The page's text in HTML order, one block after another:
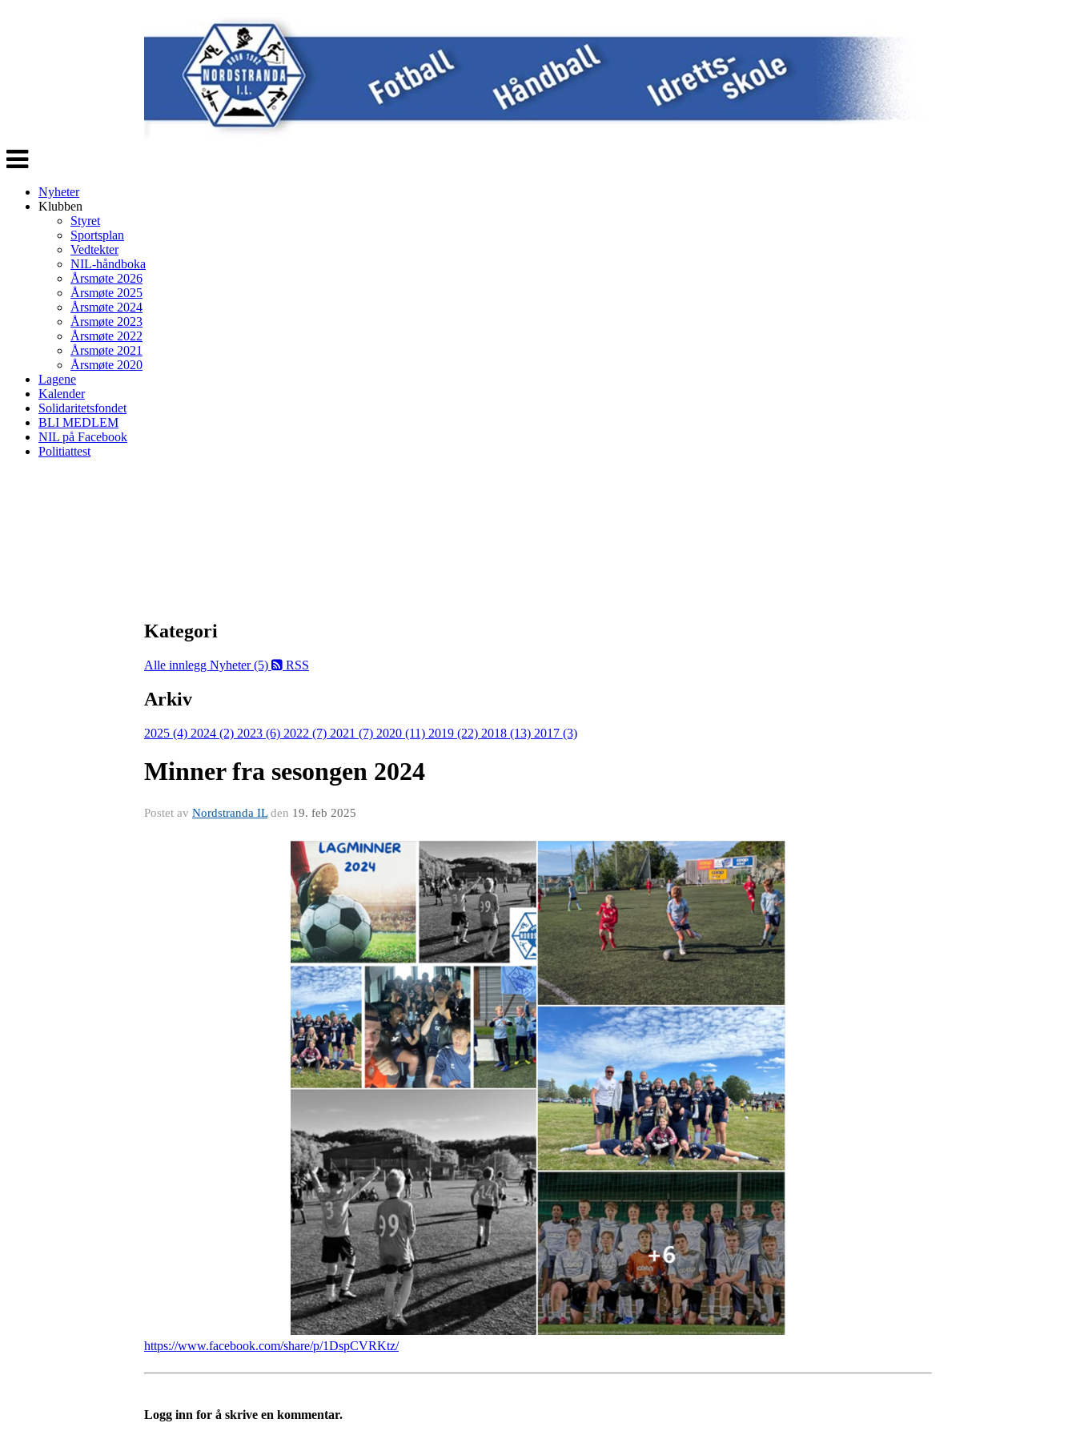
Veksle
navigasjon
Nyheter
Klubben
Styret
Sportsplan
Vedtekter
NIL-håndboka
Årsmøte 2026
Årsmøte 2025
Årsmøte 2024
Årsmøte 2023
Årsmøte 2022
Årsmøte 2021
Årsmøte 2020
Lagene
Kalender
Solidaritetsfondet
BLI MEDLEM
NIL på Facebook
Politiattest
Kategori
Alle innlegg Nyheter (5) RSS
Arkiv
2025 (4) 2024 (2) 2023 (6) 2022 (7) 2021 (7) 2020 (11) 2019 (22) 2018 (13) 2017 (3)
Minner fra sesongen 2024
Postet av Nordstranda ILden 19. feb 2025
https://www.facebook.com/share/p/1DspCVRKtz/
Logg inn for å skrive en kommentar.